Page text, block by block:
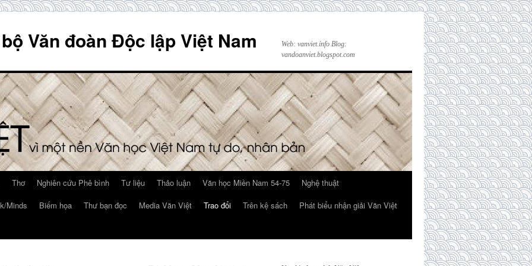
Văn đoàn Độc lập Việt Nam
Web: vanviet.info Blog:
vandoanviet.blogspot.com
Thơ Nghiên cứu Phê bình Tư liệu Thảo luận Văn học Miền Nam 54-75
Nghệ thuật
Minds Biếm họa Thư bạn đọc Media Văn Việt Trao đổi Trên kệ sách
Phát biểu nhận giải Văn Việt